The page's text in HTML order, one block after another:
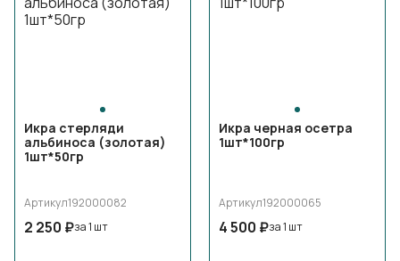
Икра стерляди
альбиноса (золотая)
1шт*50гр
Артикул192000082
2 250 ₽за 1 шт
Икра черная осетра
1шт*100гр
Артикул192000065
4 500 ₽за 1 шт